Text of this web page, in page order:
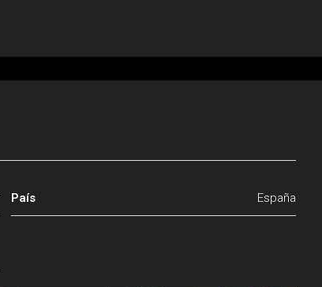
País España